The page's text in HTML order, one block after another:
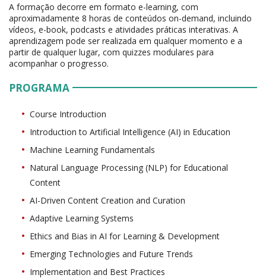
A formação decorre em formato e-learning, com
aproximadamente 8 horas de conteúdos on-demand, incluindo
vídeos, e-book, podcasts e atividades práticas interativas. A
aprendizagem pode ser realizada em qualquer momento e a
partir de qualquer lugar, com quizzes modulares para
acompanhar o progresso.
PROGRAMA
Course Introduction
Introduction to Artificial Intelligence (AI) in Education
Machine Learning Fundamentals
Natural Language Processing (NLP) for Educational
Content
AI-Driven Content Creation and Curation
Adaptive Learning Systems
Ethics and Bias in AI for Learning & Development
Emerging Technologies and Future Trends
Implementation and Best Practices